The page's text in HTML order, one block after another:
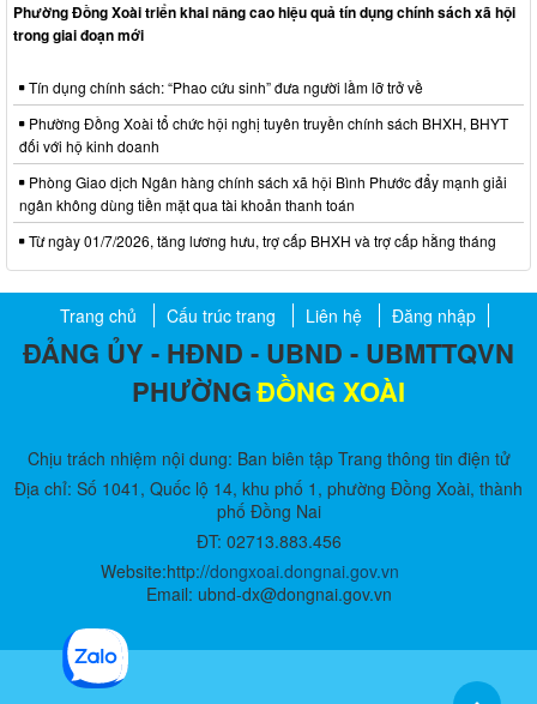
Phường Đồng Xoài triển khai nâng cao hiệu quả tín dụng chính sách xã hội
trong giai đoạn mới
Tín dụng chính sách: “Phao cứu sinh” đưa người lầm lỡ trở về
Phường Đồng Xoài tổ chức hội nghị tuyên truyền chính sách BHXH, BHYT
đối với hộ kinh doanh
Phòng Giao dịch Ngân hàng chính sách xã hội Bình Phước đẩy mạnh giải
ngân không dùng tiền mặt qua tài khoản thanh toán
Từ ngày 01/7/2026, tăng lương hưu, trợ cấp BHXH và trợ cấp hằng tháng
Trang chủ Cấu trúc trang Liên hệ Đăng nhập
ĐẢNG ỦY - HĐND - UBND - UBMTTQVN
PHƯỜNGĐỒNG XOÀI
Chịu trách nhiệm nội dung: Ban biên tập Trang thông tin điện tử
Địa chỉ: Số 1041, Quốc lộ 14, khu phố 1, phường Đồng Xoài, thành
phố Đồng Nai
ĐT: 02713.883.456
Website:http://dongxoai.dongnai.gov.vn
Email: ubnd-dx@dongnai.gov.vn​